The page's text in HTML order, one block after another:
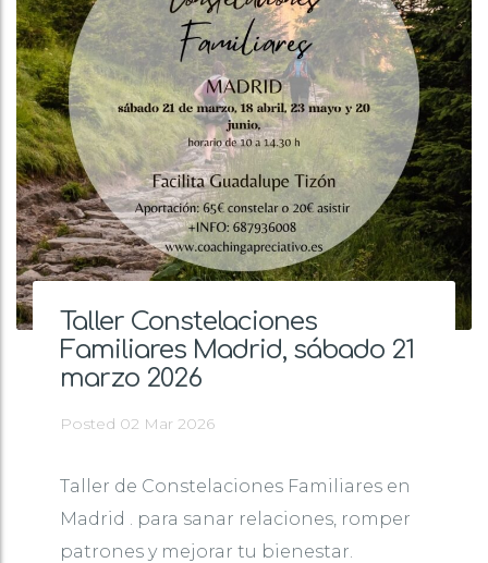
Taller Constelaciones
Familiares Madrid, sábado 21
marzo 2026
Posted 02 Mar 2026
Taller de Constelaciones Familiares en
Madrid . para sanar relaciones, romper
patrones y mejorar tu bienestar.